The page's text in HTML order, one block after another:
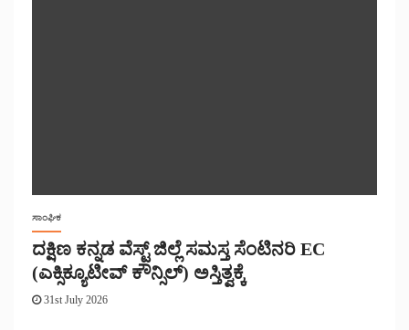
ಸಾಂಘಿಕ
ದಕ್ಷಿಣ ಕನ್ನಡ ವೆಸ್ಟ್ ಜಿಲ್ಲೆ ಸಮಸ್ತ ಸೆಂಟಿನರಿ EC
(ಎಕ್ಸಿಕ್ಯೂಟೀವ್ ಕೌನ್ಸಿಲ್) ಅಸ್ತಿತ್ವಕ್ಕೆ
31st July 2026